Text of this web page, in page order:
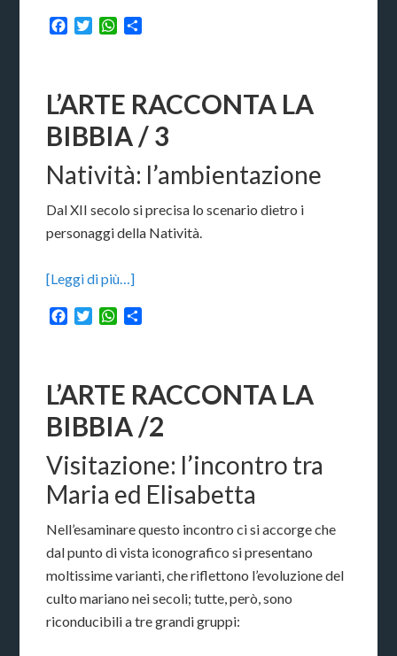
Facebook
TwitterWhatsApp
L’ARTE RACCONTA LA
BIBBIA / 3
Natività: l’ambientazione
Dal XII secolo si precisa lo scenario dietro i
personaggi della Natività.
[Leggi di più…]
Facebook
TwitterWhatsApp
L’ARTE RACCONTA LA
BIBBIA /2
Visitazione: l’incontro tra
Maria ed Elisabetta
Nell’esaminare questo incontro ci si accorge che
dal punto di vista iconografico si presentano
moltissime varianti, che riflettono l’evoluzione del
culto mariano nei secoli; tutte, però, sono
riconducibili a tre grandi gruppi: